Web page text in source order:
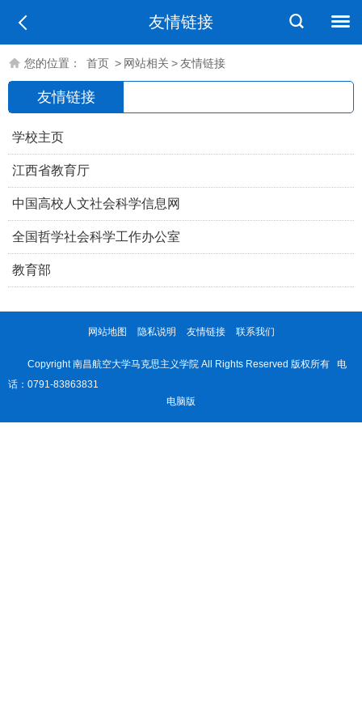
友情链接
您的位置： 首页 > 网站相关 >友情链接
友情链接
学校主页
江西省教育厅
中国高校人文社会科学信息网
全国哲学社会科学工作办公室
教育部
网站地图 隐私说明 友情链接 联系我们
Copyright 南昌航空大学马克思主义学院 All Rights Reserved 版权所有 电
话：0791-83863831
电脑版